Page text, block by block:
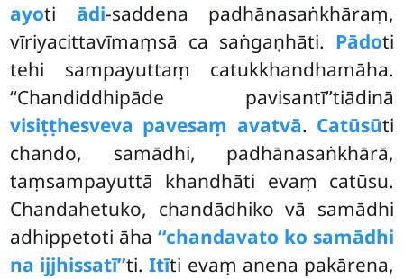
ayoti ādi-saddena padhānasaṅkhāraṃ,
vīriyacittavīmaṃsā ca saṅgaṇhāti. Pādoti
tehi sampayuttaṃ catukkhandhamāha.
‘‘Chandiddhipāde pavisantī’’tiādinā
visiṭṭhesveva pavesaṃ avatvā. Catūsūti
chando, samādhi, padhānasaṅkhārā,
taṃsampayuttā khandhāti evaṃ catūsu.
Chandahetuko, chandādhiko vā samādhi
adhippetoti āha ‘‘chandavato ko samādhi
na ijjhissatī’’ti.Itīti evaṃ anena pakārena,